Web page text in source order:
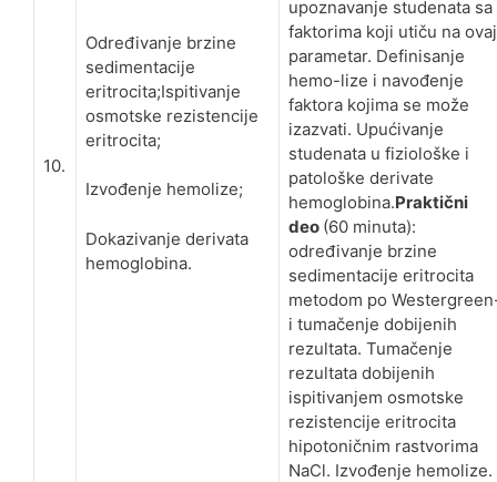
10.
Određivanje brzine
sedimentacije
eritrocita;Ispitivanje
osmotske rezistencije
eritrocita;
Izvođenje hemolize;
Dokazivanje derivata
hemoglobina.
upoznavanje studenata sa
faktorima koji utiču na ovaj
parametar. Definisanje
hemo-lize i navođenje
faktora kojima se može
izazvati. Upućivanje
studenata u fiziološke i
patološke derivate
hemoglobina.Praktični
deo (60 minuta):
određivanje brzine
sedimentacije eritrocita
metodom po
i tumačenje dobijenih
rezultata. Tumačenje
rezultata dobijenih
ispitivanjem osmotske
rezistencije eritrocita
hipotoničnim rastvorima
NaCl. Izvođenje hemolize.